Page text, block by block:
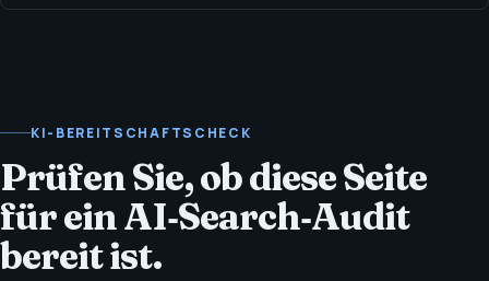
KI-BEREITSCHAFTSCHECK
Prüfen Sie, ob diese Seite
für ein AI‑Search‑Audit
bereit ist.